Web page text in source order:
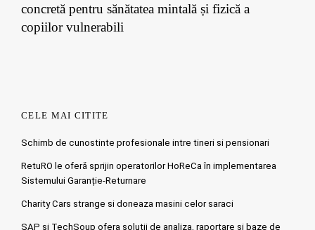
concretă pentru sănătatea mintală și fizică a
copiilor vulnerabili
CELE MAI CITITE
Schimb de cunostinte profesionale intre tineri si pensionari
RetuRO le oferă sprijin operatorilor HoReCa în implementarea
Sistemului Garanție-Returnare
Charity Cars strange si doneaza masini celor saraci
SAP si TechSoup ofera solutii de analiza, raportare si baze de